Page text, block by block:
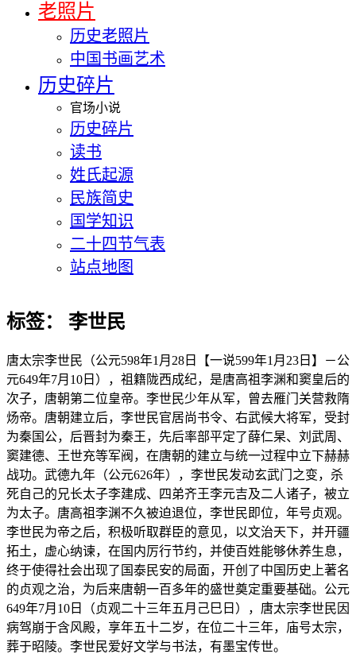
老照片
历史老照片
中国书画艺术
历史碎片
官场小说
历史碎片
读书
姓氏起源
民族简史
国学知识
二十四节气表
站点地图
标签： 李世民
唐太宗李世民（公元598年1月28日【一说599年1月23日】－公
元649年7月10日），祖籍陇西成纪，是唐高祖李渊和窦皇后的
次子，唐朝第二位皇帝。李世民少年从军，曾去雁门关营救隋
炀帝。唐朝建立后，李世民官居尚书令、右武候大将军，受封
为秦国公，后晋封为秦王，先后率部平定了薛仁杲、刘武周、
窦建德、王世充等军阀，在唐朝的建立与统一过程中立下赫赫
战功。武德九年（公元626年），李世民发动玄武门之变，杀
死自己的兄长太子李建成、四弟齐王李元吉及二人诸子，被立
为太子。唐高祖李渊不久被迫退位，李世民即位，年号贞观。
李世民为帝之后，积极听取群臣的意见，以文治天下，并开疆
拓土，虚心纳谏，在国内厉行节约，并使百姓能够休养生息，
终于使得社会出现了国泰民安的局面，开创了中国历史上著名
的贞观之治，为后来唐朝一百多年的盛世奠定重要基础。公元
649年7月10日（贞观二十三年五月己巳日），唐太宗李世民因
病驾崩于含风殿，享年五十二岁，在位二十三年，庙号太宗，
葬于昭陵。李世民爱好文学与书法，有墨宝传世。